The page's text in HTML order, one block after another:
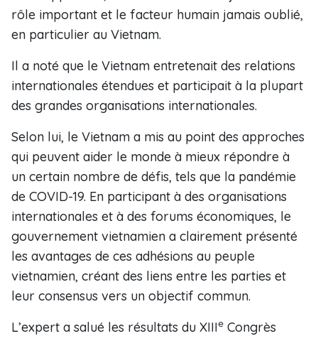
rôle important et le facteur humain jamais oublié,
en particulier au Vietnam.
Il a noté que le Vietnam entretenait des relations
internationales étendues et participait à la plupart
des grandes organisations internationales.
Selon lui, le Vietnam a mis au point des approches
qui peuvent aider le monde à mieux répondre à
un certain nombre de défis, tels que la pandémie
de COVID-19. En participant à des organisations
internationales et à des forums économiques, le
gouvernement vietnamien a clairement présenté
les avantages de ces adhésions au peuple
vietnamien, créant des liens entre les parties et
leur consensus vers un objectif commun.
L’expert a salué les résultats du XIIIe Congrès